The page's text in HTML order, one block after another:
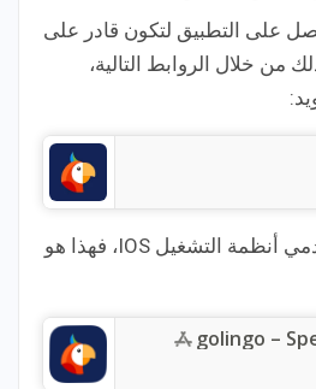
على التطبيق لتكون قادر على
من خلال الروابط التالية،
أما إذا كنت من مستخدمي أنظمة التشغيل IOS، فهذا هو
golingo –